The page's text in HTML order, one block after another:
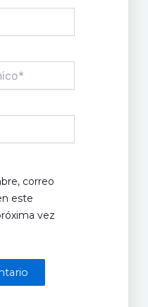
correo
este
vez